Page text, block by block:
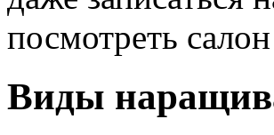
посмотреть
Виды